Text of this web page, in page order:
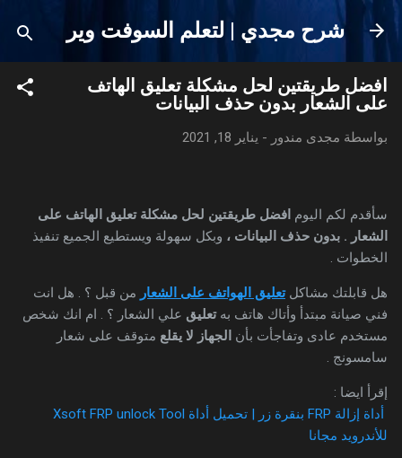
التخطي إلى المحتوى الرئيسي
شرح مجدي | لتعلم السوفت وير
افضل طريقتين لحل مشكلة تعليق الهاتف
على الشعار بدون حذف البيانات
بواسطةمجدى مندور - يناير 18, 2021
سأقدم لكم اليومافضل طريقتين لحل مشكلة تعليق الهاتف على
الشعار . بدون حذف البيانات ،وبكل سهولة ويستطيع الجميع تنفيذ
الخطوات .
هل قابلتك مشاكل تعليق الهواتف على الشعارمن قبل ؟ . هل انت
فني صيانة مبتدأ وأتاك هاتف بهتعليقعلي الشعار ؟ . ام انك شخص
مستخدم عادى وتفاجأت بأنالجهاز لا يقلعمتوقف على شعار
سامسونج .
إقرأ ايضا :
أداة إزالة FRP بنقرة زر | تحميل أداة Xsoft FRP unlock Tool
للأندرويد مجانا